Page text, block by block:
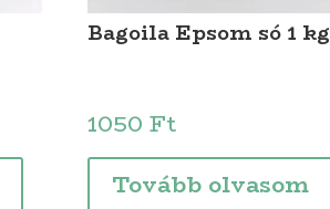
Bagoila Epsom só 1 kg
1050Ft
Tovább olvasom